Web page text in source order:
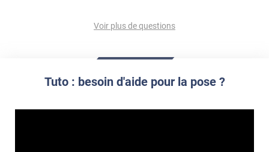
Utiliser une solution de dépose pour annuler l'action de la
S'aider d'un décapeur thermique : la colle va ramollir le film
faire appel à un
Peut-on mettre du revêtement adhésif sur du carrelage
Lisser la surface avec un enduit de lissage au préalable
Comment poser du revêtement adhésif dans les angles
Réussir la pose d'un revêtement adhésif dans les angles. »
Voir plus de questions
Tuto : besoin d'aide pour la pose ?